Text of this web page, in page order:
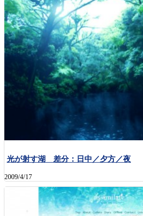
光が射す湖 差分：日中／夕方／夜
2009/4/17